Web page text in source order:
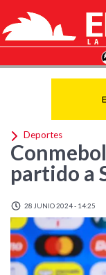
Deportes
partido a
28 JUNIO 2024 - 14:25